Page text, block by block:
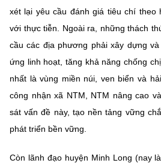
xét lại yêu cầu đánh giá tiêu chí theo
với thực tiễn. Ngoài ra, những thách
cầu các địa phương phải xây dựng
ứng linh hoạt, tăng khả năng chống
nhất là vùng miền núi, ven biển và
công nhận xã NTM, NTM nâng cao
sát vấn đề này, tạo nền tảng vững
phát triển bền vững.
Còn lãnh đạo huyện Minh Long (nay